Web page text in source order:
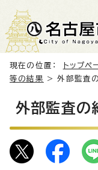
現在の位置： トップペ
等の結果
> 外部監査
外部監査の